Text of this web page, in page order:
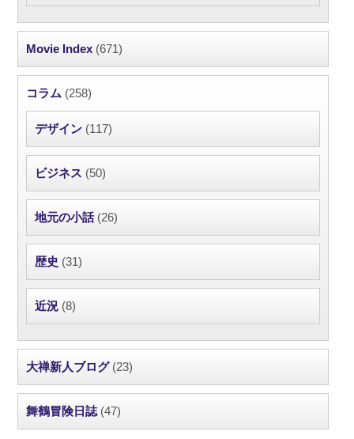
Movie Index (671)
コラム (258)
デザイン (117)
ビジネス (50)
地元の小話(26)
歴史 (31)
近況 (8)
大禅新人ブログ(23)
舞鶴冒険日誌 (47)